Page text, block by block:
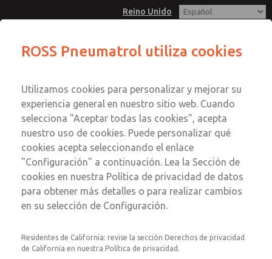
Reino Unido
Cuenta
Registrarse
Inscribirse
Serie E13A-0, acción directa,
válvula solenoide de función
1/8", 3/2
Válvula solenoide de montaje remoto
solenoide de función 1/8", 3/2
ROSS Pneumatrol utiliza cookies
Utilizamos cookies para personalizar y mejorar su
experiencia general en nuestro sitio web. Cuando
selecciona "Aceptar todas las cookies", acepta
nuestro uso de cookies. Puede personalizar qué
cookies acepta seleccionando el enlace
"Configuración" a continuación. Lea la Sección de
cookies en nuestra Política de privacidad de datos
para obtener más detalles o para realizar cambios
en su selección de Configuración.
Residentes de California: revise la sección Derechos de privacidad
de California en nuestra Política de privacidad.